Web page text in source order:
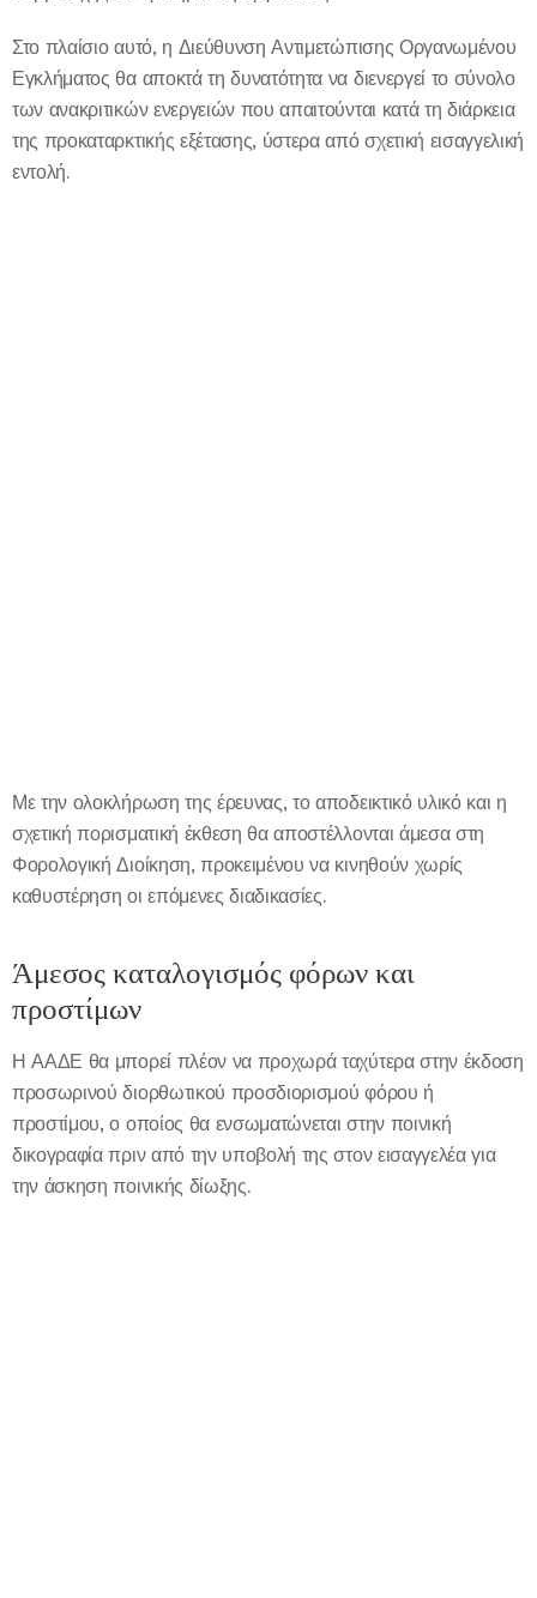
Στο πλαίσιο αυτό, η Διεύθυνση Αντιμετώπισης Οργανωμένου
Εγκλήματος θα αποκτά τη δυνατότητα να διενεργεί το σύνολο
των ανακριτικών ενεργειών που απαιτούνται κατά τη διάρκεια
της προκαταρκτικής εξέτασης, ύστερα από σχετική εισαγγελική
εντολή.
Με την ολοκλήρωση της έρευνας, το αποδεικτικό υλικό και η
σχετική πορισματική έκθεση θα αποστέλλονται άμεσα στη
Φορολογική Διοίκηση, προκειμένου να κινηθούν χωρίς
καθυστέρηση οι επόμενες διαδικασίες.
Άμεσος καταλογισμός φόρων και
προστίμων
Η ΑΑΔΕ θα μπορεί πλέον να προχωρά ταχύτερα στην έκδοση
προσωρινού διορθωτικού προσδιορισμού φόρου ή
προστίμου, ο οποίος θα ενσωματώνεται στην ποινική
δικογραφία πριν από την υποβολή της στον εισαγγελέα για
την άσκηση ποινικής δίωξης.